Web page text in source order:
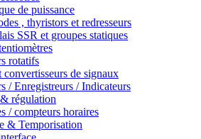
de puissance
, thyristors et redresseurs
SSR et groupes statiques
rotatifs
convertisseurs de signaux
/ Enregistreurs / Indicateurs
régulation
/ compteurs horaires
& Temporisation